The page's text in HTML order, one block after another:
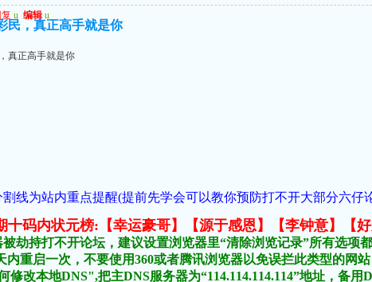
复 u 编辑 u
民，真正高手就是你
真正高手就是你
线为站内重点提醒(提前先学会可以教你预防打不开大部分六仔
十码内状元榜:【幸运豪哥】【源于感恩】【李钟意】【
被劫持打不开论坛，建议设置浏览器里“清除浏览记录”所有选项
内重启一次，不要使用360或者腾讯浏览器以免误拦此类型的网
修改本地DNS",把主DNS服务器为“114.114.114.114”地址，备用